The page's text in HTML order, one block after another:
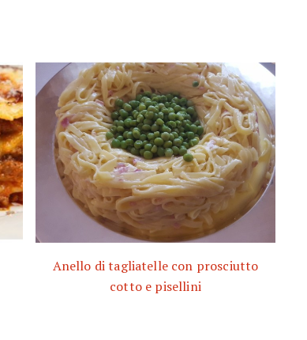
Anello di tagliatelle con prosciutto
cotto e pisellini